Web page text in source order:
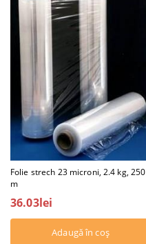
Folie strech 23 microni, 2.4 kg, 250
m
36.03lei